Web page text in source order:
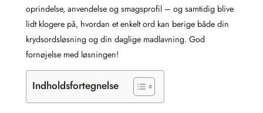
oprindelse, anvendelse og smagsprofil – og samtidig blive
lidt klogere på, hvordan et enkelt ord kan berige både din
krydsordsløsning og din daglige madlavning. God
fornøjelse med løsningen!
Indholdsfortegnelse